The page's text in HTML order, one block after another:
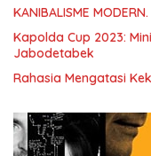
KANIBALISME MODERN.
Kapolda Cup 2023:
Jabodetabek
Rahasia Mengatasi